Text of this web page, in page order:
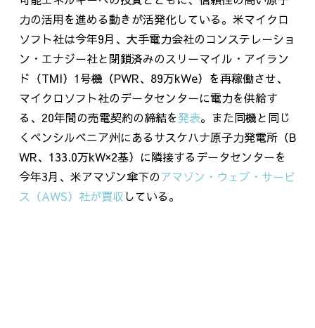
力の活用を進める動きが活発化している。米マイクロ
ソフト社は今年9月、大手電力会社のコンステレーショ
ン・エナジー社と閉鎖済みのスリーマイル・アイラン
ド（TMI）1号機（PWR、89万kWe）を再稼働させ、
マイクロソフト社のデータセンターに電力を供給す
る、 20年間の売電契約の締結を発表。また同機と同じ
くペンシルベニア州にあるサスケハナ原子力発電所（B
WR、 133.0万kW×2基）に隣接するデータセンターを
今年3月、米アマゾン傘下のアマゾン・ウェブ・サービ
ス（AWS）社が買収している。